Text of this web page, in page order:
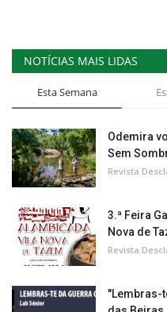
NOTÍCIAS MAIS LIDAS
Esta Semana
Odemira
Sem
Revista
3.ª Feira
Nova de
Revista
"Lembras-